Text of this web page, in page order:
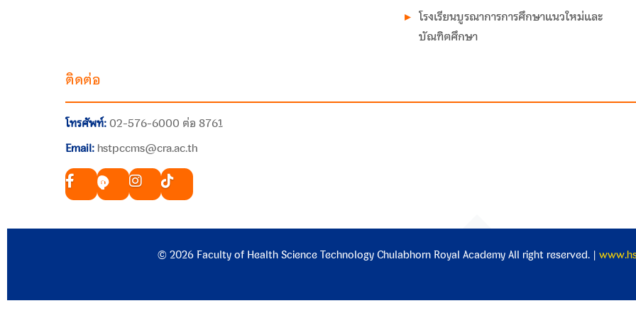
โรงเรียนบูรณาการการศึกษาแนวใหม่และ
บัณฑิตศึกษา
ติดต่อ
โทรศัพท์:02-576-6000 ต่อ 8761
Email: hstpccms@cra.ac.th
© 2026 Faculty of Health Science Technology Chulabhorn Royal Academy All right reserved. |